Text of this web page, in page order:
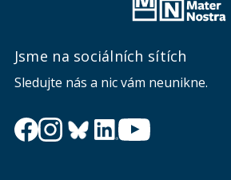
Jsme na sociálních sítích
Sledujte nás a nic vám neunikne.